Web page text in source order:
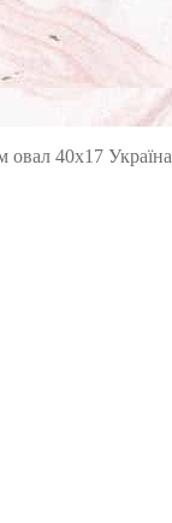
овал 40х17 Україна